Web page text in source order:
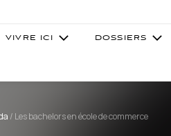
VIVRE ICI DOSSIERS
/ Les bachelors en école de commerce